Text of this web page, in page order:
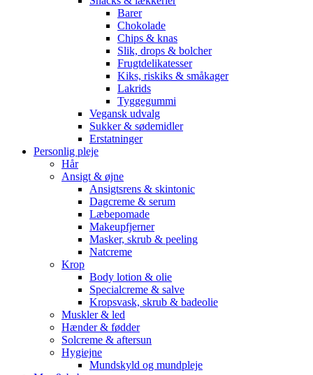
Barer
Chokolade
Chips & knas
Slik, drops & bolcher
Frugtdelikatesser
Kiks, riskiks & småkager
Lakrids
Tyggegummi
Vegansk udvalg
Sukker & sødemidler
Erstatninger
Personlig pleje
Hår
Ansigt & øjne
Ansigtsrens & skintonic
Dagcreme & serum
Læbepomade
Makeupfjerner
Masker, skrub & peeling
Natcreme
Krop
Body lotion & olie
Specialcreme & salve
Kropsvask, skrub & badeolie
Muskler & led
Hænder & fødder
Solcreme & aftersun
Hygiejne
Mundskyld og mundpleje